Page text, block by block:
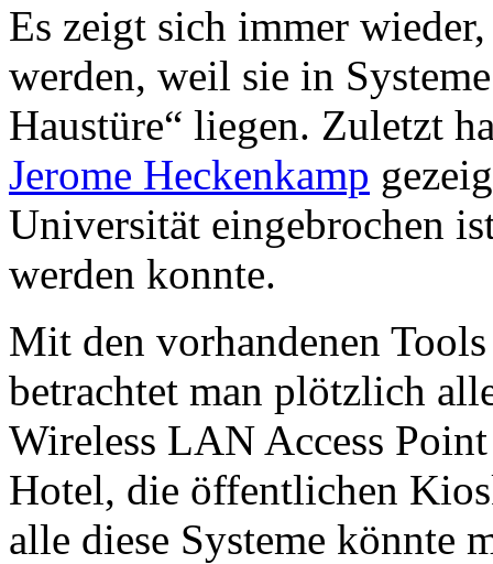
Es zeigt sich immer
werden, weil sie in
Haustüre“ liegen. Zuletzt
Jerome Heckenkamp
Universität eingebrochen
werden konnte.
Mit den vorhandenen
betrachtet man plötzlich
Wireless LAN Access
Hotel, die öffentlichen
alle diese Systeme könnte